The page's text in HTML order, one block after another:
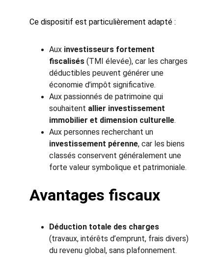
Ce dispositif est particulièrement adapté :
Aux investisseurs fortement
fiscalisés (TMI élevée), car les charges
déductibles peuvent générer une
économie d’impôt significative.
Aux passionnés de patrimoine qui
souhaitent allier investissement
immobilier et dimension culturelle.
Aux personnes recherchant un
investissement pérenne, car les biens
classés conservent généralement une
forte valeur symbolique et patrimoniale.
Avantages fiscaux
Déduction totale des charges
(travaux, intérêts d’emprunt, frais divers)
du revenu global, sans plafonnement.